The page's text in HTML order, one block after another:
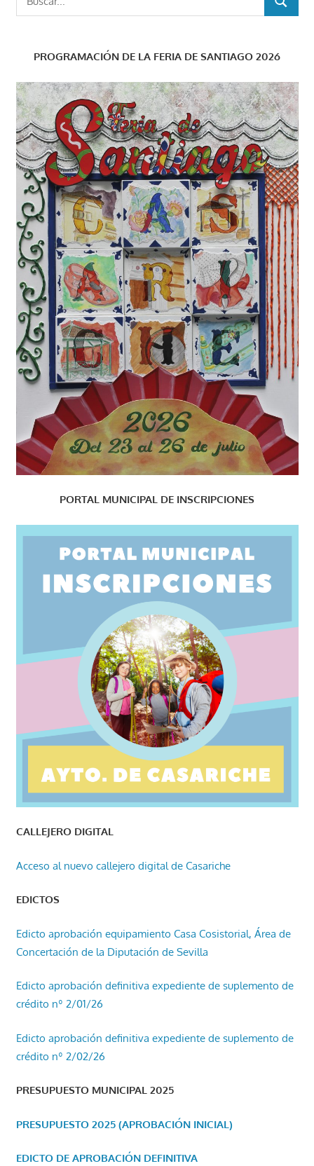
BUSCAR
PROGRAMACIÓN DE LA FERIA DE SANTIAGO 2026
PORTAL MUNICIPAL DE INSCRIPCIONES
CALLEJERO DIGITAL
Acceso al nuevo callejero digital de Casariche
EDICTOS
Edicto aprobación equipamiento Casa Cosistorial, Área de
Concertación de la Diputación de Sevilla
Edicto aprobación definitiva expediente de suplemento de
crédito nº 2/01/26
Edicto aprobación definitiva expediente de suplemento de
crédito nº 2/02/26
PRESUPUESTO MUNICIPAL 2025
PRESUPUESTO 2025 (APROBACIÓN INICIAL)
EDICTO DE APROBACIÓN DEFINITIVA